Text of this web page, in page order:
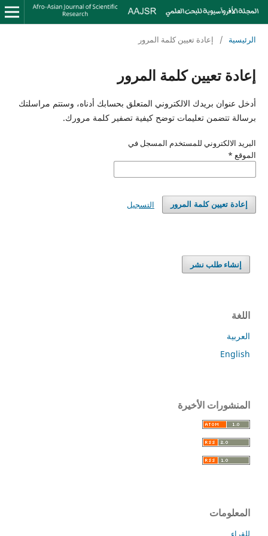
الرئيسية / إعادة تعيين كلمة المرور
إعادة تعيين كلمة المرور
أدخل عنوان بريدك الالكتروني المتعلق بحسابك أدناه، وستتم مراسلتك
برسالة تتضمن تعليمات توضح كيفية تصفير كلمة مرورك.
البريد الالكتروني للمستخدم المسجل في
الموقع *
إعادة تعيين كلمة المرور التسجيل
إنشاء طلب نشر
اللغة
العربية
English
المنشورات الأخيرة
المعلومات
للقراء